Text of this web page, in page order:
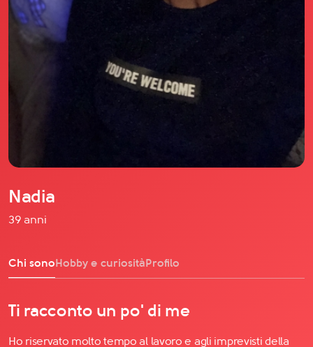
Il libro Donna di Cuori
Quanto costa Club di Più
Love Academy
Domande Frequenti
YouTube
Instagram
TikTok
Nadia
39 anni
Chi sonoHobby e curiositàProfilo
Ti racconto un po' di me
Ho riservato molto tempo al lavoro e agli imprevisti della